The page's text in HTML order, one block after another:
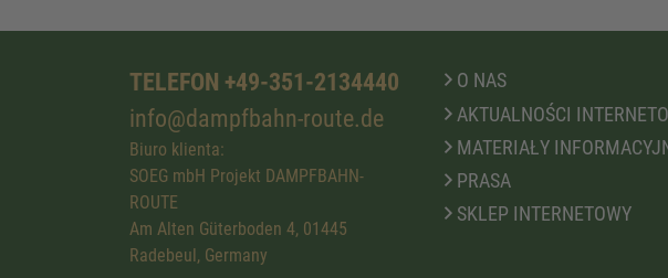
TELEFON +49-351-2134440
info@dampfbahn-route.de
Biuro klienta:
SOEG mbH Projekt DAMPFBAHN-
ROUTE
Am Alten Güterboden 4, 01445
Radebeul, Germany
O NAS
AKTUALNOŚCI
MATERIAŁY
PRASA
SKLEP INTERNETOWY